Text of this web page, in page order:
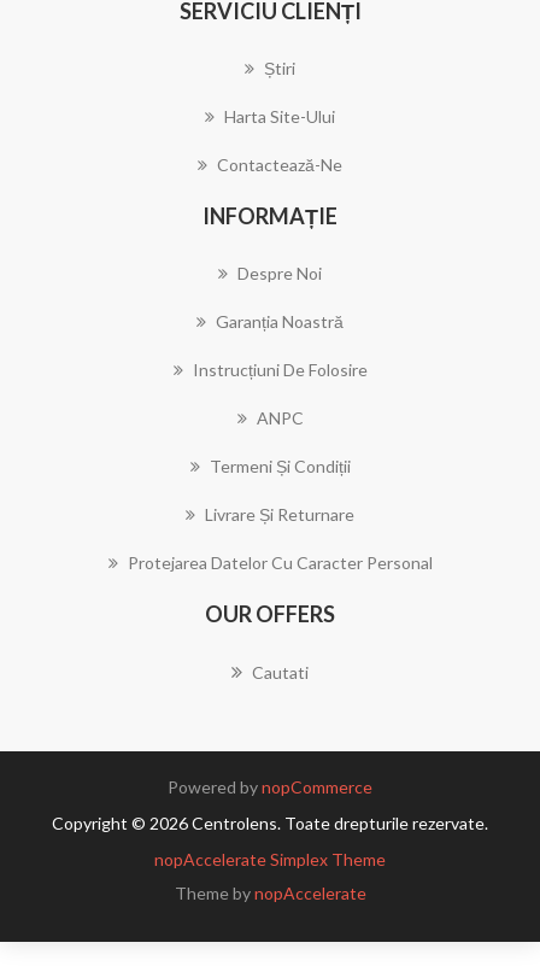
SERVICIU CLIENȚI
Știri
Harta Site-Ului
Contactează-Ne
INFORMAȚIE
Despre Noi
Garanția Noastră
Instrucțiuni De Folosire
ANPC
Termeni Și Condiții
Livrare Și Returnare
Protejarea Datelor Cu Caracter Personal
OUR OFFERS
Cautati
Powered bynopCommerce
Copyright © 2026 Centrolens. Toate drepturile rezervate.
nopAccelerate Simplex Theme
Theme bynopAccelerate